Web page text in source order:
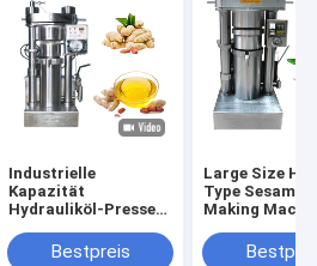
Industrielle
Kapazität
Hydrauliköl-Presse-
Erdnussöl Presser
Bestpreis
Large Size
Type Sesame
Making
Avocado